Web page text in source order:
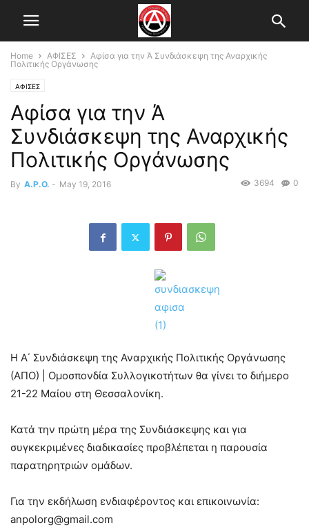
Home ΑΦΙΣΕΣ
Αφίσα για την Ά Συνδιάσκεψη της Αναρχικής
Πολιτικής Οργάνωσης
ΑΦΙΣΕΣ
Αφίσα για την Ά
Συνδιάσκεψη της Αναρχικής
Πολιτικής Οργάνωσης
By A.P.O. - May 19, 2016 0
3694
Η Α΄ Συνδιάσκεψη της Αναρχικής Πολιτικής Οργάνωσης
(ΑΠΟ) | Ομοσπονδία Συλλογικοτήτων θα γίνει το διήμερο
21-22 Μαίου στη Θεσσαλονίκη.
Κατά την πρώτη μέρα της Συνδιάσκεψης και για
συγκεκριμένες διαδικασίες προβλέπεται η παρουσία
παρατηρητριών ομάδων.
Για την εκδήλωση ενδιαφέροντος και επικοινωνία:
anpolorg@gmail.com